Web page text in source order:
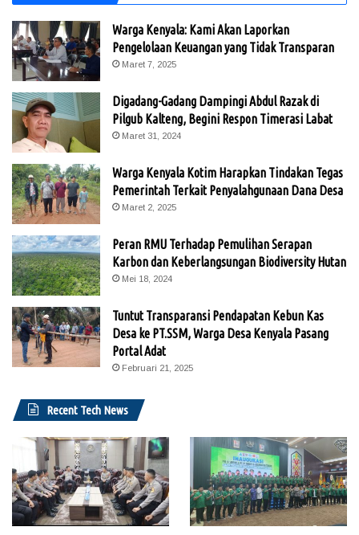
Warga Kenyala: Kami Akan Laporkan
Pengelolaan Keuangan yang Tidak Transparan
Maret 7, 2025
Digadang-Gadang Dampingi Abdul Razak di
Pilgub Kalteng, Begini Respon Timerasi Labat
Maret 31, 2024
Warga Kenyala Kotim Harapkan Tindakan Tegas
Pemerintah Terkait Penyalahgunaan Dana Desa
Maret 2, 2025
Peran RMU Terhadap Pemulihan Serapan
Karbon dan Keberlangsungan Biodiversity Hutan
Mei 18, 2024
Tuntut Transparansi Pendapatan Kebun Kas
Desa ke PT.SSM, Warga Desa Kenyala Pasang
Portal Adat
Februari 21, 2025
Recent Tech News